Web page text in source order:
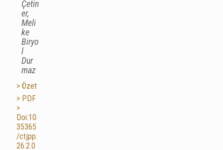
Çetin
er,
Meli
ke
Biryo
l
Dur
maz
> Özet
> PDF
>
Doi:10.
35365
/ctjpp.
26.2.0